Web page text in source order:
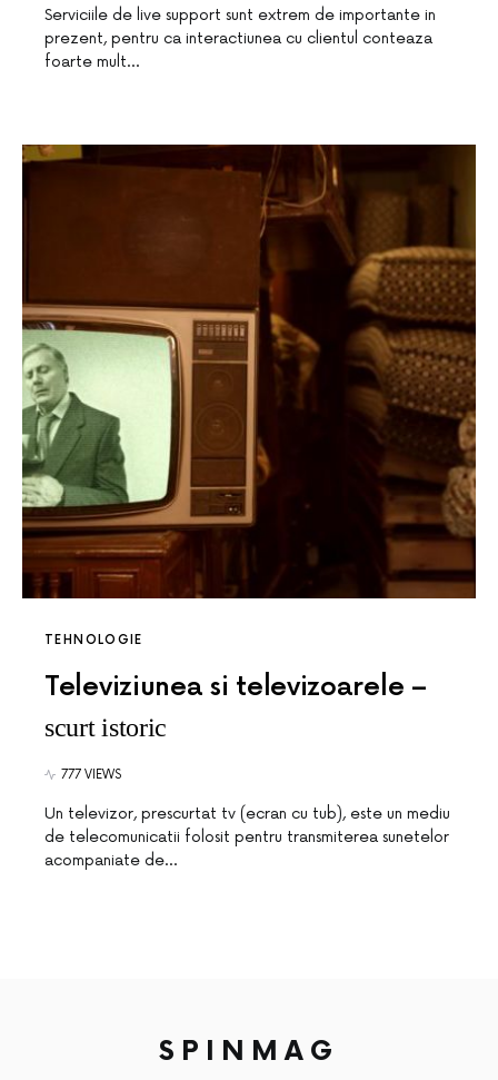
Serviciile de live support sunt extrem de importante in
prezent, pentru ca interactiunea cu clientul conteaza
foarte mult…
TEHNOLOGIE
Televiziunea si televizoarele –
scurt istoric
777 VIEWS
Un televizor, prescurtat tv (ecran cu tub), este un mediu
de telecomunicatii folosit pentru transmiterea sunetelor
acompaniate de…
SPINMAG